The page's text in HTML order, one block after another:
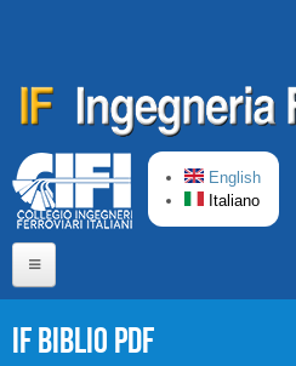
English
Italiano
IF Biblio PDF